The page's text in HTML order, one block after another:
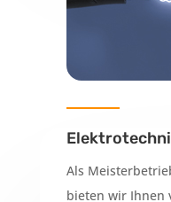
Als
bieten wir Ihnen